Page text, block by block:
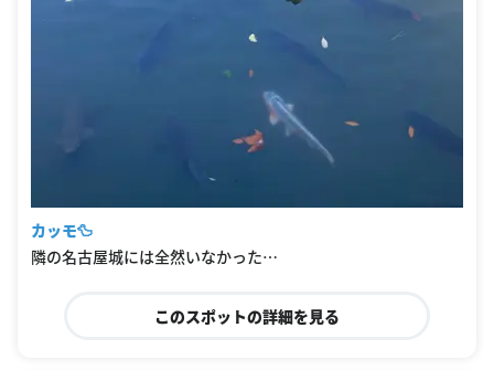
カッモ🦆
隣の名古屋城には全然いなかった…
このスポットの詳細を見る